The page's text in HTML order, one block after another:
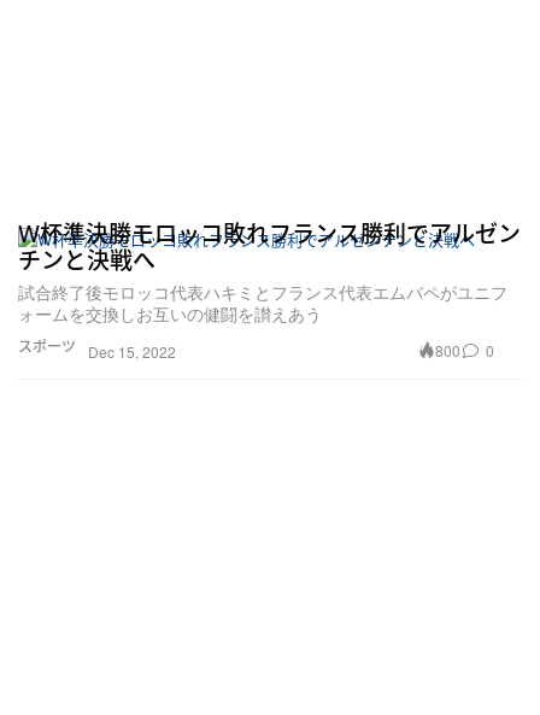
スポーツ
W杯準決勝モロッコ敗れフランス勝利でアルゼン
チンと決戦へ
試合終了後モロッコ代表ハキミとフランス代表エムバペがユニフ
ォームを交換しお互いの健闘を讃えあう
Dec 15, 2022 800 0